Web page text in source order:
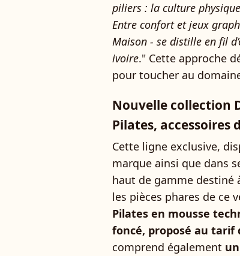
piliers : la culture
Entre confort et jeux
Maison - se distille en fil
ivoire." Cette approche
pour toucher au
Nouvelle collection
Pilates, accessoires
Cette ligne exclusive,
marque ainsi que dans
haut de gamme destiné
les pièces phares de ce
Pilates en mousse
foncé, proposé au tarif
comprend également